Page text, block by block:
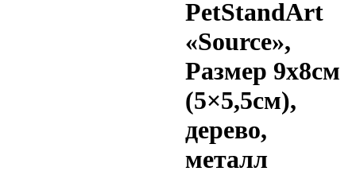
PetStandArt
«Source»,
Размер 9х8см
(5×5,5см),
дерево,
металл